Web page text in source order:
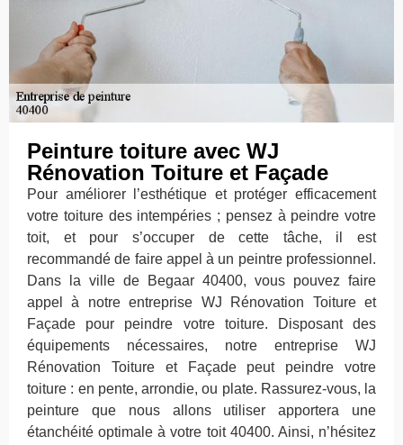
Peinture toiture avec WJ
Rénovation Toiture et Façade
Pour améliorer l’esthétique et protéger efficacement
votre toiture des intempéries ; pensez à peindre votre
toit, et pour s’occuper de cette tâche, il est
recommandé de faire appel à un peintre professionnel.
Dans la ville de Begaar 40400, vous pouvez faire
appel à notre entreprise WJ Rénovation Toiture et
Façade pour peindre votre toiture. Disposant des
équipements nécessaires, notre entreprise WJ
Rénovation Toiture et Façade peut peindre votre
toiture : en pente, arrondie, ou plate. Rassurez-vous, la
peinture que nous allons utiliser apportera une
étanchéité optimale à votre toit 40400. Ainsi, n’hésitez